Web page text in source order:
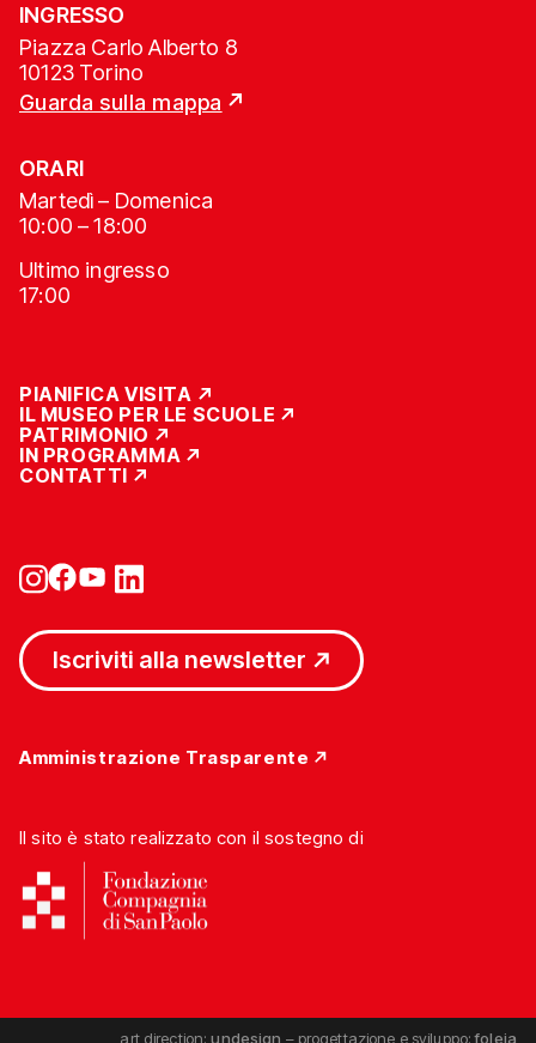
INGRESSO
Piazza Carlo Alberto 8
10123 Torino
Guarda sulla mappa
ORARI
Martedì – Domenica
10:00 – 18:00
Ultimo ingresso
17:00
PIANIFICA VISITA
IL MUSEO PER LE SCUOLE
PATRIMONIO
IN PROGRAMMA
CONTATTI
Iscriviti alla newsletter
Amministrazione Trasparente
Il sito è stato realizzato con il sostegno di
art direction:undesign – progettazione e sviluppo:foleia